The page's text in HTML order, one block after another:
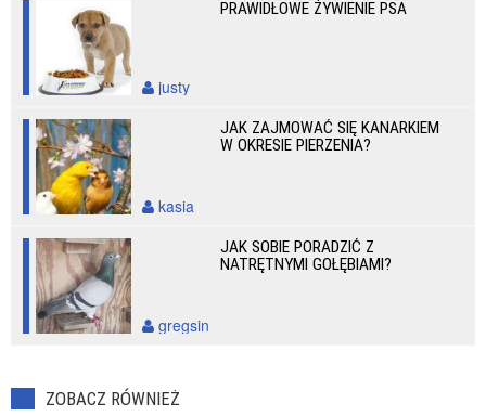
PRAWIDŁOWE ŻYWIENIE PSA
justy
JAK ZAJMOWAĆ SIĘ KANARKIEM
W OKRESIE PIERZENIA?
kasia
JAK SOBIE PORADZIĆ Z
NATRĘTNYMI GOŁĘBIAMI?
gregsin
ZOBACZ RÓWNIEŻ